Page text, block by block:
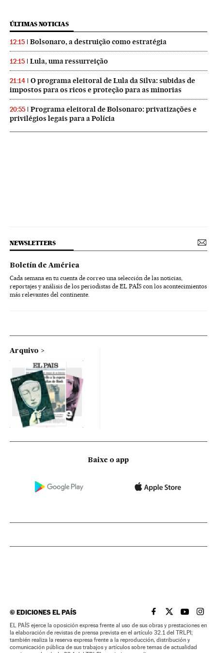
ÚLTIMAS NOTICIAS
12:15 Bolsonaro, a destruição como estratégia
12:15 Lula, uma ressurreição
21:14
O programa eleitoral de Lula da Silva: subidas de
impostos para os ricos e proteção para as minorias
20:55
Programa eleitoral de Bolsonaro: privatizações e
privilégios legais para a Polícia
NEWSLETTERS
Boletín de América
Cada semana en tu cuenta de correo una selección de las noticias,
reportajes y análisis de los periodistas de EL PAÍS con los acontecimientos
más relevantes del continente.
Arquivo
Baixe o app
©EDICIONES EL PAÍS EL PAÍS BRASIL EN
EL PAÍSEL PAÍS
EL
EL PAÍS ejerce la oposición expresa frente al uso de sus obras y prestaciones en
la elaboración de revistas de prensa prevista en el artículo 32.1 del TRLPI;
también realiza la reserva expresa frente a la reproducción, distribución y
comunicación pública de sus trabajos y artículos sobre temas de actualidad